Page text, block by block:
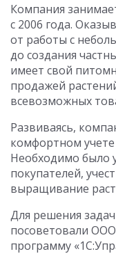
Компания
с 2006 года.
от работы с
до создания
имеет свой
продажей
всевозможных
Развиваясь,
комфортном
Необходимо было
покупателей,
выращивание
Для решения
посоветовали
программу